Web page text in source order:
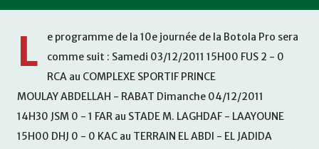
L
e programme de la 10e journée de la Botola Pro sera
comme suit : Samedi 03/12/2011 15H00 FUS 2 - 0
RCA au COMPLEXE SPORTIF PRINCE
MOULAY ABDELLAH - RABAT Dimanche 04/12/2011
14H30 JSM 0 - 1 FAR au STADE M. LAGHDAF - LAAYOUNE
15H00 DHJ 0 - 0 KAC au TERRAIN EL ABDI - EL JADIDA